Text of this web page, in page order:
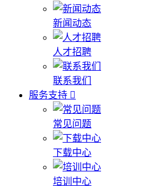
新闻动态
人才招聘
联系我们
服务支持
常见问题
下载中心
培训中心